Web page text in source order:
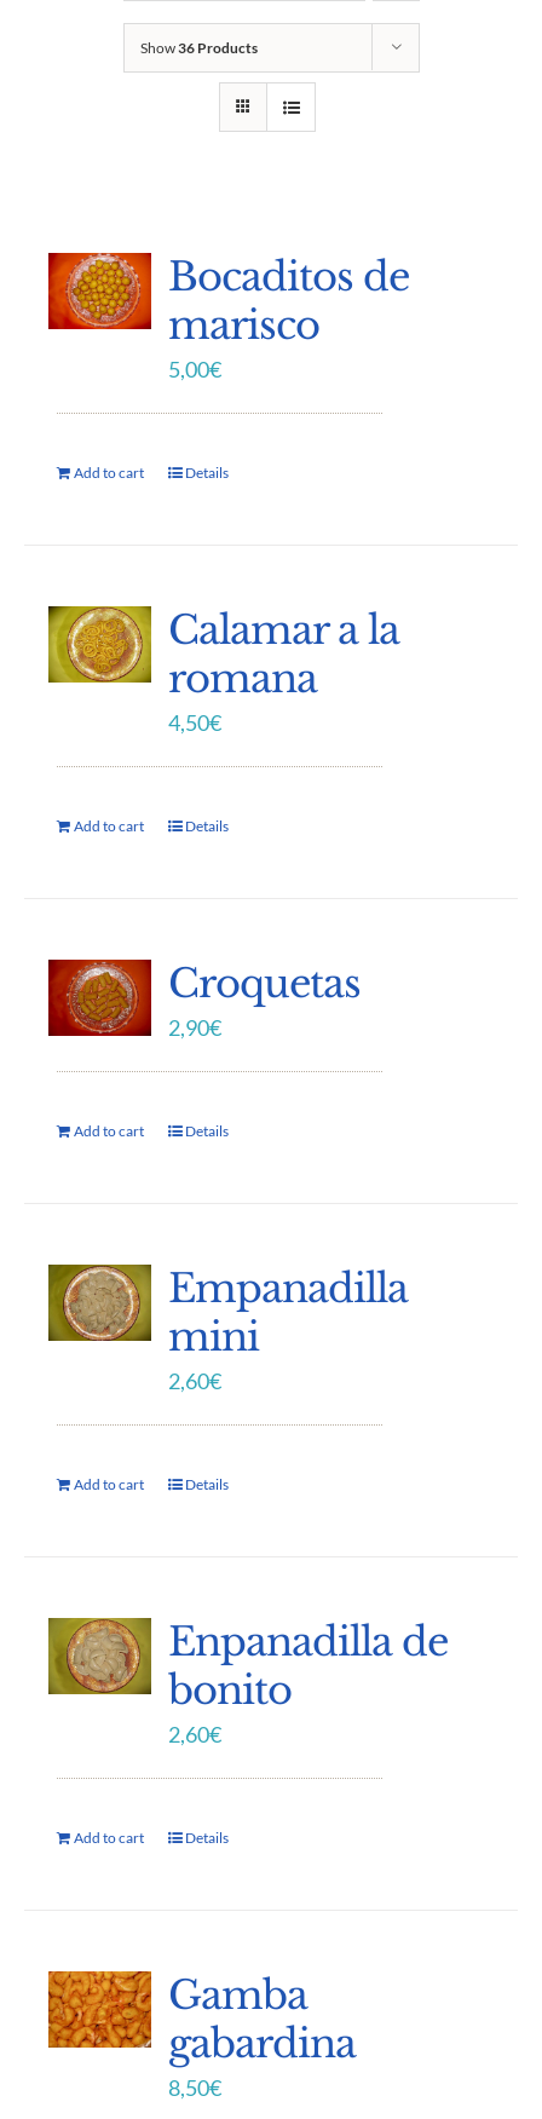
Show36 Products
Bocaditos de
marisco
5,00€
Add to cart Details
Calamar a la
romana
4,50€
Add to cart Details
Croquetas
2,90€
Add to cart Details
Empanadilla
mini
2,60€
Add to cart Details
Enpanadilla de
bonito
2,60€
Add to cart Details
Gamba
gabardina
8,50€